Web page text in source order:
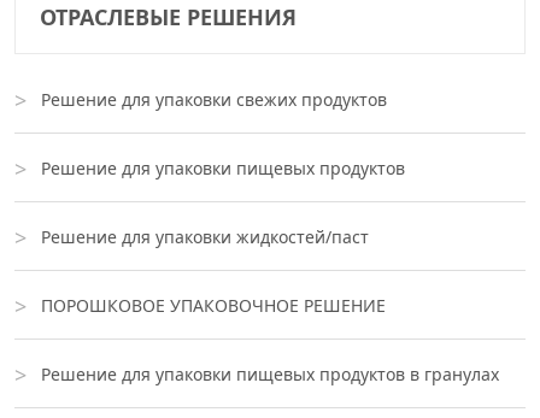
ОТРАСЛЕВЫЕ РЕШЕНИЯ
Решение для упаковки свежих продуктов
Решение для упаковки пищевых продуктов
Решение для упаковки жидкостей/паст
ПОРОШКОВОЕ УПАКОВОЧНОЕ РЕШЕНИЕ
Решение для упаковки пищевых продуктов в гранулах